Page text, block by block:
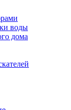
воды
дома